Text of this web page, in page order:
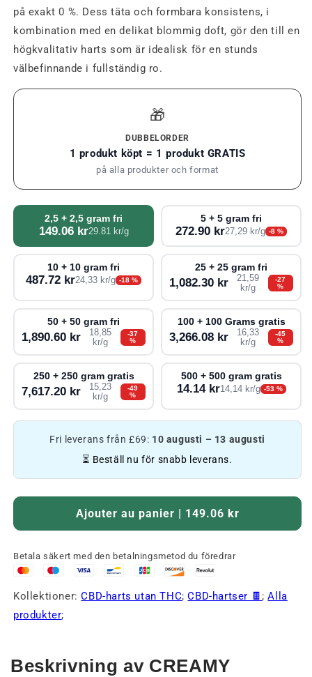
på exakt 0 %. Dess täta och formbara konsistens, i
kombination med en delikat blommig doft, gör den till en
högkvalitativ harts som är idealisk för en stunds
välbefinnande i fullständig ro.
🎁
DUBBELORDER
1 produkt köpt = 1 produkt GRATIS
på alla produkter och format
2,5 + 2,5 gram fri
149.06 kr29.81 kr/g
5 + 5 gram fri
272.90 kr27,29 kr/g -8 %
10 + 10 gram fri
487.72 kr24,33 kr/g -18 %
25 + 25 gram fri
1,082.30 kr
21,59
kr/g
-27
%
50 + 50 gram fri
1,890.60 kr
18,85
kr/g
-37
%
100 + 100 Grams gratis
3,266.08 kr
16,33
kr/g
-45
%
250 + 250 gram gratis
7,617.20 kr
15,23
kr/g
-49
%
500 + 500 gram gratis
14.14 kr14,14 kr/g -53 %
Fri leverans från £69: 10 augusti – 13 augusti
⏳ Beställ nu för snabb leverans.
Ajouter au panier | 149.06 kr
Betala säkert med den betalningsmetod du föredrar
Kollektioner:CBD-harts utan THC;CBD-hartser 🍫 ;Alla
produkter;
Beskrivning av CREAMY